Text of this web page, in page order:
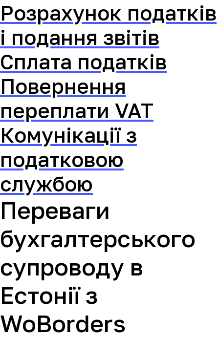
Розрахунок податків
і подання звітів
Сплата податків
Повернення
переплати VAT
Комунікації з
податковою
службою
Переваги
бухгалтерського
супроводу в
Естонії з
WoBorders